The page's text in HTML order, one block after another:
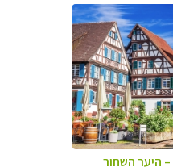
– היער השחור